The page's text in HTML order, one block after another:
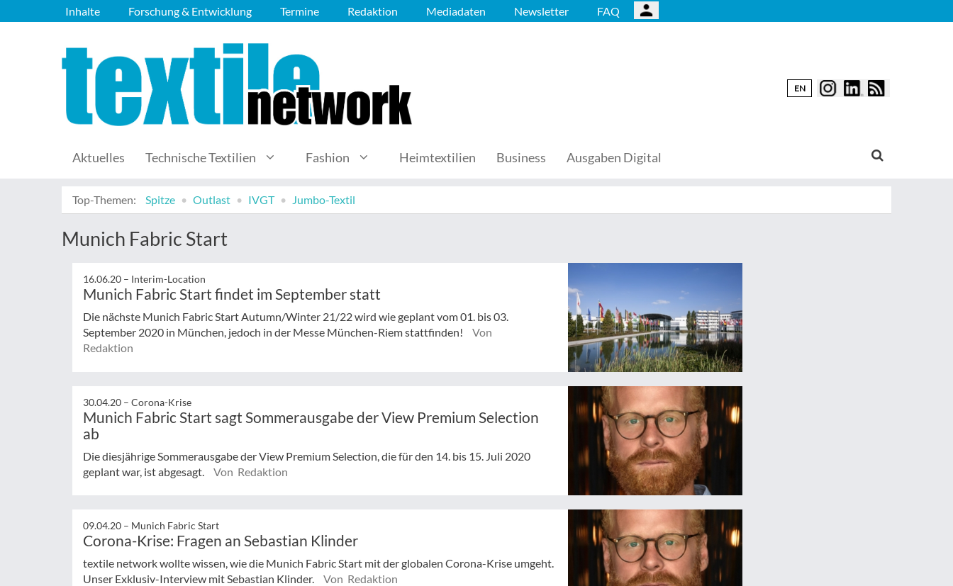
Inhalte Forschung & Entwicklung Termine Redaktion Mediadaten Newsletter FAQ
EN
Aktuelles Technische Textilien Fashion Heimtextilien Business Ausgaben Digital
Top-Themen: Spitze Outlast IVGT Jumbo-Textil
Munich Fabric Start
16.06.20 – Interim-Location
Munich Fabric Start findet im September statt
Die nächste Munich Fabric Start Autumn/Winter 21/22 wird wie geplant vom 01. bis 03.
September 2020 in München, jedoch in der Messe München-Riem stattfinden!
Von
Redaktion
30.04.20 – Corona-Krise
Munich Fabric Start sagt Sommerausgabe der View Premium Selection
ab
Die diesjährige Sommerausgabe der View Premium Selection, die für den 14. bis 15. Juli 2020
geplant war, ist abgesagt.
Von Redaktion
09.04.20 – Munich Fabric Start
Corona-Krise: Fragen an Sebastian Klinder
textile network wollte wissen, wie die Munich Fabric Start mit der globalen Corona-Krise umgeht.
Unser Exklusiv-Interview mit Sebastian Klinder.
Von Redaktion